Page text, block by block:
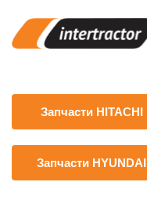
Запчасти HITACHI
Запчасти HYUNDAI